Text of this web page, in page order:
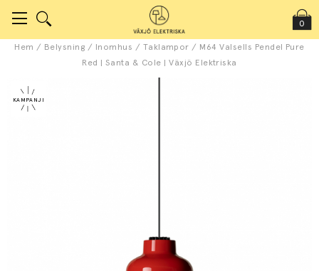
0
Hem / Belysning / Inomhus / Taklampor / M64 Valsells Pendel Pure
Red | Santa & Cole | Växjö Elektriska